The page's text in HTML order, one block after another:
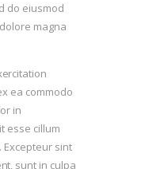
do eiusmod
magna
ea commodo
in
esse cillum
sint
sunt in culpa